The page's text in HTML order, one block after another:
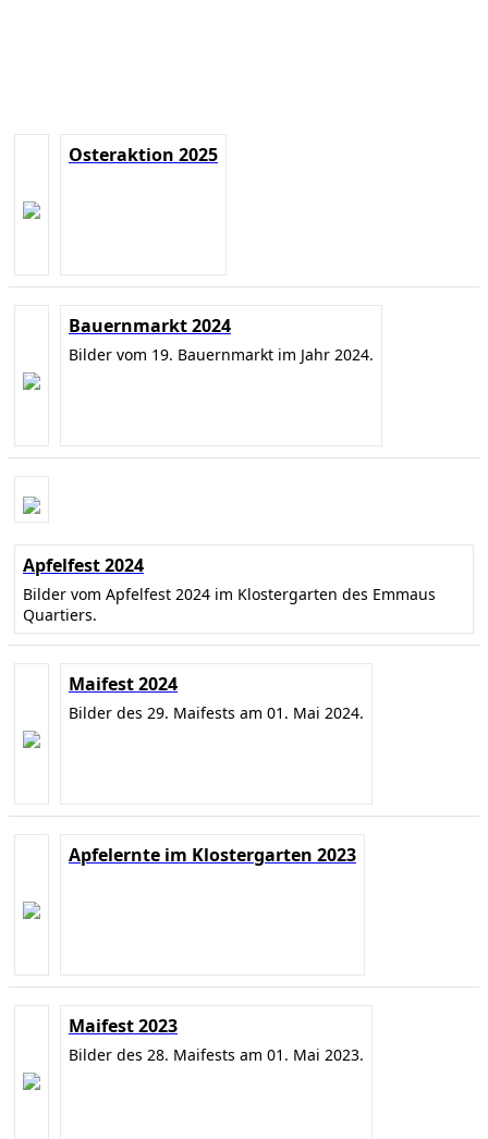
Osteraktion 2025
Bauernmarkt 2024
Bilder vom 19. Bauernmarkt im Jahr 2024.
Apfelfest 2024
Bilder vom Apfelfest 2024 im Klostergarten des Emmaus
Quartiers.
Maifest 2024
Bilder des 29. Maifests am 01. Mai 2024.
Apfelernte im Klostergarten 2023
Maifest 2023
Bilder des 28. Maifests am 01. Mai 2023.